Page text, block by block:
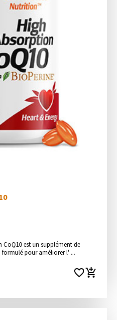
est un supplément de
pour améliorer l' ...
favorite_borderadd_shopping_cart